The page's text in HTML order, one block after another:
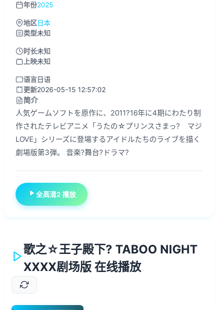
年份2025
地区日本
类型未知
时长未知
上映未知
语言日语
更新2026-05-15 12:57:02
简介
人気ゲームソフトを原作に、2011?16年に4期にわたり制
作されたテレビアニメ「うたの☆プリンスさまっ? マジ
LOVE」シリーズに登場するアイドルたちのライブを描く
劇場版第3弾。 音楽?舞台?ドラマ?
全高清2 播放
歌之☆王子殿下? TABOO NIGHT
XXXX剧场版 在线播放